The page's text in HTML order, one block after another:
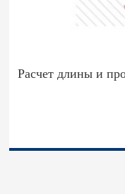
Расчет длины и